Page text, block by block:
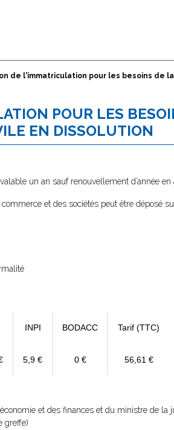
de l'immatriculation pour les besoins de
POUR LES
EN DISSOLUTION
un an sauf renouvellement d’année en
et des sociétés peut être déposé
INPI BODACC Tarif (TTC)
5,9 € 0 € 56,61 €
et des finances et du ministre de la
greffe)